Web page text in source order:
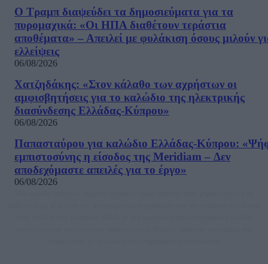
Ο Τραμπ διαψεύδει τα δημοσιεύματα για τα
πυρομαχικά: «Οι ΗΠΑ διαθέτουν τεράστια
αποθέματα» – Απειλεί με φυλάκιση όσους μιλούν
ελλείψεις
06/08/2026
Χατζηδάκης: «Στον κάλαθο των αχρήστων οι
αμφισβητήσεις για το καλώδιο της ηλεκτρικής
διασύνδεσης Ελλάδας-Κύπρου»
06/08/2026
Παπασταύρου για καλώδιο Ελλάδας-Κύπρου:
εμπιστοσύνης η είσοδος της Meridiam – Δεν
αποδεχόμαστε απειλές για το έργο»
06/08/2026